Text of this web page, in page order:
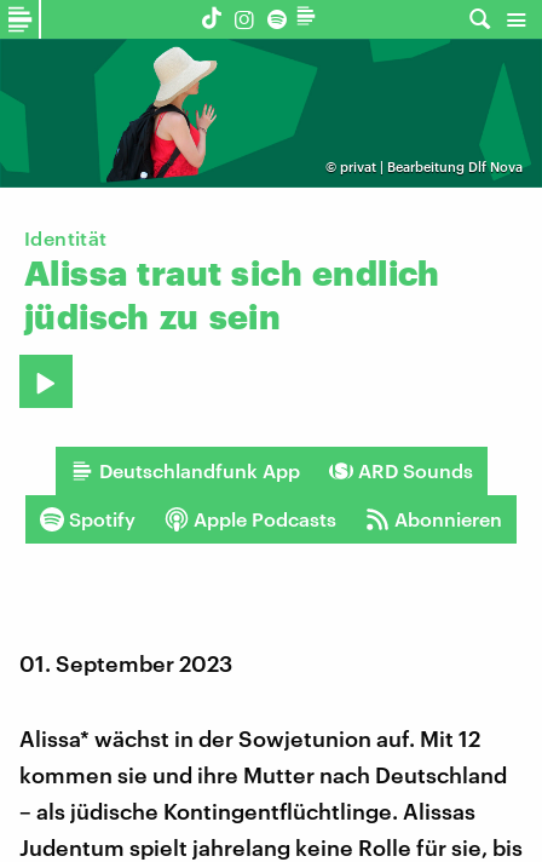
© privat | Bearbeitung Dlf Nova
Identität
Alissa traut sich endlich
jüdisch zu sein
Deutschlandfunk App ARD Sounds
Spotify Apple Podcasts Abonnieren
01. September 2023
Alissa* wächst in der Sowjetunion auf. Mit 12
kommen sie und ihre Mutter nach Deutschland
– als jüdische Kontingentflüchtlinge. Alissas
Judentum spielt jahrelang keine Rolle für sie, bis